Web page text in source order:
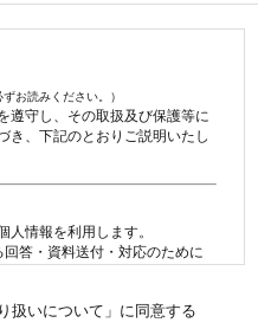
お読みください。）
遵守し、その取扱及び保護等に
き、下記のとおりご説明いたし
情報を利用します。
回答・資料送付・対応のために
約を締結し、契約に基づく役務
扱いについて」に同意する